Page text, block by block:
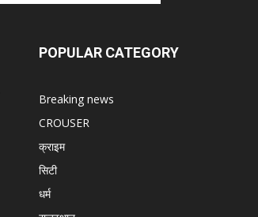
POPULAR CATEGORY
Breaking news
CROUSER
क्राइम
सिटी
धर्म